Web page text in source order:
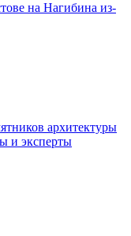
на Нагибина из-
архитектуры
и эксперты